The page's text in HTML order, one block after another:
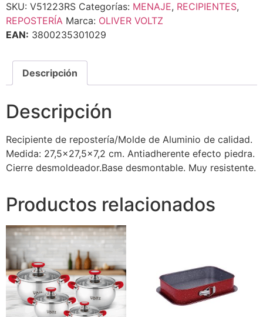
SKU: V51223RS Categorías: MENAJE, RECIPIENTES,
REPOSTERÍA Marca: OLIVER VOLTZ
EAN: 3800235301029
Descripción
Descripción
Recipiente de repostería/Molde de Aluminio de calidad.
Medida: 27,5×27,5×7,2 cm. Antiadherente efecto piedra.
Cierre desmoldeador.Base desmontable. Muy resistente.
Productos relacionados